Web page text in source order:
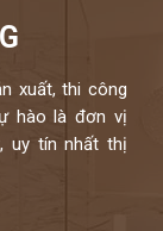
xuất, thi công
hào là đơn vị
uy tín nhất thị